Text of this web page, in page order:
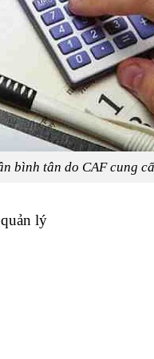
bình tân do CAF cung
lý